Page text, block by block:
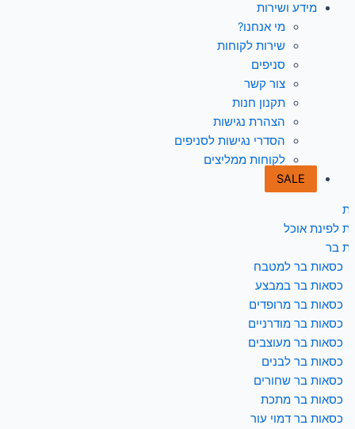
מידע ושירות
מי אנחנו?
שירות לקוחות
סניפים
צור קשר
תקנון חנות
הצהרת נגישות
הסדרי נגישות לסניפים
לקוחות ממליצים
SALE
לפינת אוכל
בר
כסאות בר למטבח
כסאות בר במבצע
כסאות בר מרופדים
כסאות בר מודרניים
כסאות בר מעוצבים
כסאות בר לבנים
כסאות בר שחורים
כסאות בר מתכת
כסאות בר דמוי עור